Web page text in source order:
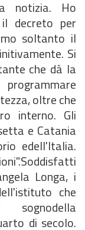
notizia. Ho
decreto per
soltanto il
Si
che dà la
oltre che
interno. Gli
e Catania
edell'Italia.
Longa, i
che
di secolo.